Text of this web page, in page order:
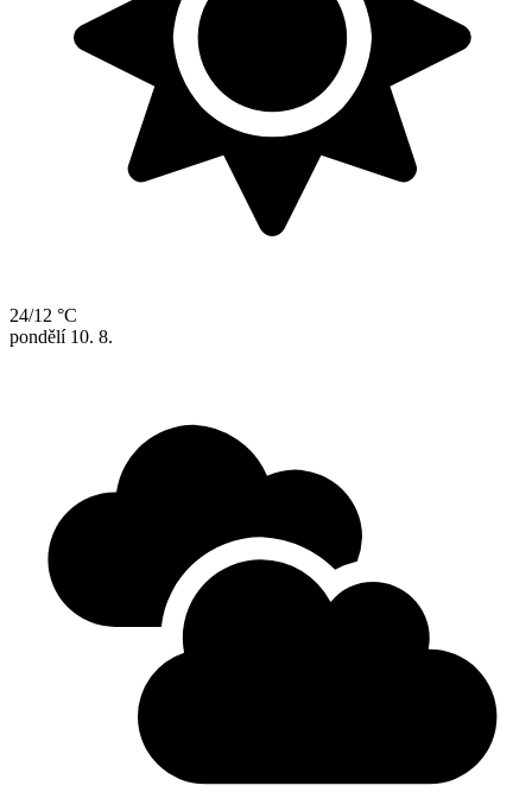
24/12 °C
pondělí 10. 8.